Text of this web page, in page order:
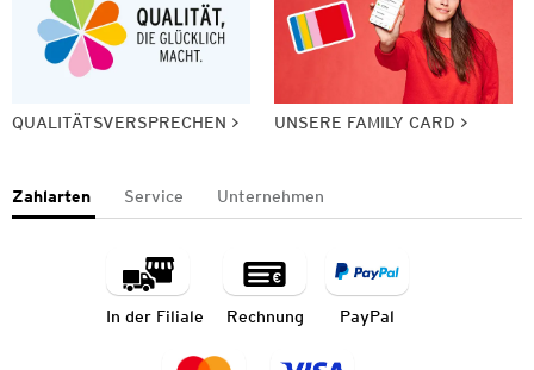
QUALITÄTSVERSPRECHEN UNSERE FAMILY CARD
Zahlarten Service Unternehmen
In der Filiale Rechnung PayPal